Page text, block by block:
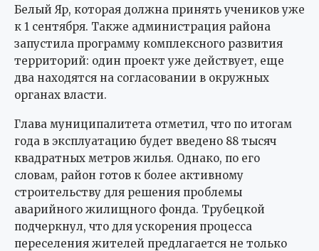
Белый Яр, которая должна принять учеников уже
к 1 сентября. Также администрация района
запустила программу комплексного развития
территорий: один проект уже действует, еще
два находятся на согласовании в окружных
органах власти.
Глава муниципалитета отметил, что по итогам
года в эксплуатацию будет введено 88 тысяч
квадратных метров жилья. Однако, по его
словам, район готов к более активному
строительству для решения проблемы
аварийного жилищного фонда. Трубецкой
подчеркнул, что для ускорения процесса
переселения жителей предлагается не только